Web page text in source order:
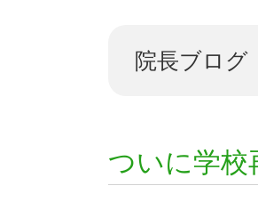
院長ブログ
ついに学校